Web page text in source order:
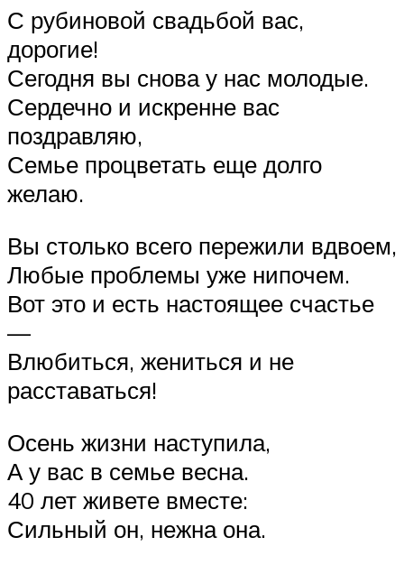
С рубиновой свадьбой вас,
дорогие!
Сегодня вы снова у нас молодые.
Сердечно и искренне вас
поздравляю,
Семье процветать еще долго
желаю.
Вы столько всего пережили вдвоем,
Любые проблемы уже нипочем.
Вот это и есть настоящее счастье
—
Влюбиться, жениться и не
расставаться!
Осень жизни наступила,
А у вас в семье весна.
40 лет живете вместе:
Сильный он, нежна она.